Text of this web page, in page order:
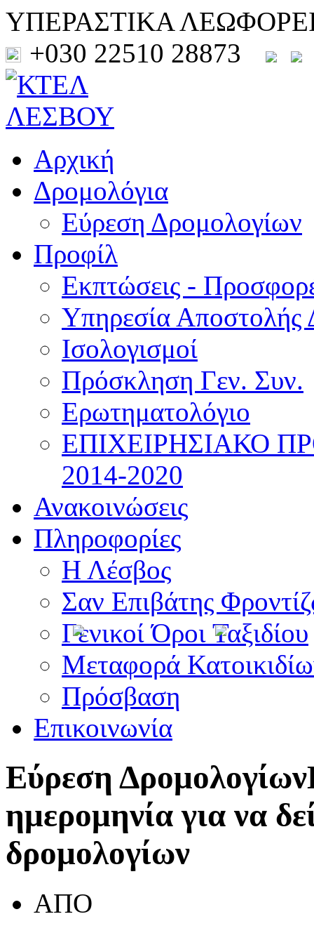
ΥΠΕΡΑΣΤΙΚΑ
+030 22510 28873
Αρχική
Δρομολόγια
Εύρεση Δρομολογίων
Προφίλ
Εκπτώσεις -
Υπηρεσία Αποστολής
Ισολογισμοί
Πρόσκληση Γεν. Συν.
Ερωτηματολόγιο
ΕΠΙΧΕΙΡΗΣΙΑΚΟ
2014-2020
Ανακοινώσεις
Πληροφορίες
Η Λέσβος
Σαν Επιβάτης
Γενικοί Όροι Ταξιδίου
Μεταφορά
Πρόσβαση
Επικοινωνία
Εύρεση Δρομολογίων
ημερομηνία για να
δρομολογίων
ΑΠΟ